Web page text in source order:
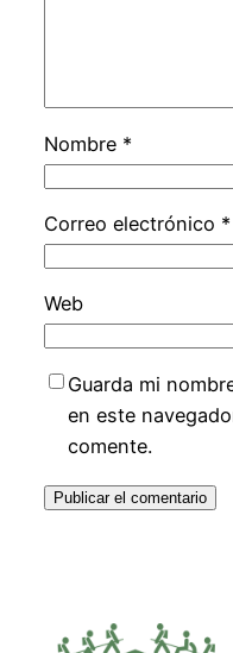
Nombre *
Correo electrónico *
Web
Guarda mi
en este
comente.